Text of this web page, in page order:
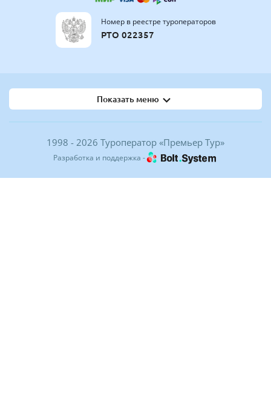
Номер в реестре туроператоров
РТО 022357
Показать меню
1998 - 2026 Туроператор «Премьер Тур»
Разработка и поддержка -